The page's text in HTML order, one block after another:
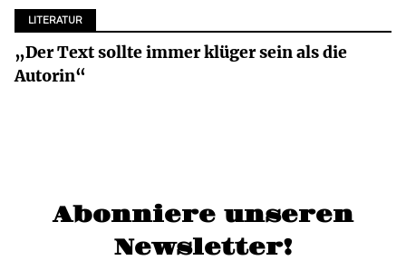
LITERATUR
„Der Text sollte immer klüger sein als die
Autorin“
Abonniere unseren
Newsletter!